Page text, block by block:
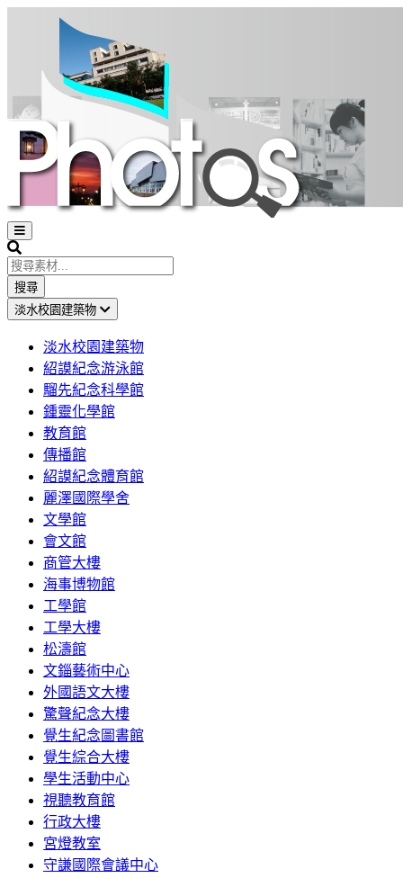
Open
sidebar
Search
搜尋
淡水校園建築物
淡水校園建築物
紹謨紀念游泳館
騮先紀念科學館
鍾靈化學館
教育館
傳播館
紹謨紀念體育館
麗澤國際學舍
文學館
會文館
商管大樓
海事博物館
工學館
工學大樓
松濤館
文錙藝術中心
外國語文大樓
驚聲紀念大樓
覺生紀念圖書館
覺生綜合大樓
學生活動中心
視聽教育館
行政大樓
宮燈教室
守謙國際會議中心